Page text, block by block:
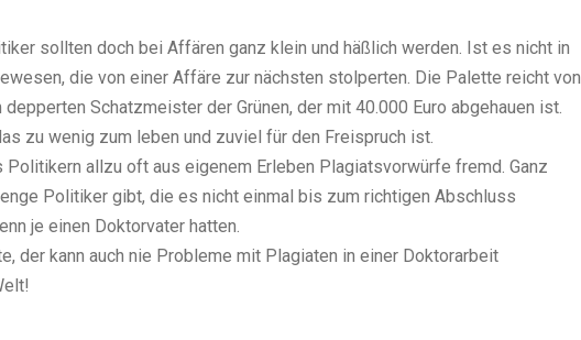
sollten doch bei Affären ganz klein und häßlich werden. Ist es nicht in
die von einer Affäre zur nächsten stolperten. Die Palette reicht von
Schatzmeister der Grünen, der mit 40.000 Euro abgehauen ist.
zu wenig zum leben und zuviel für den Freispruch ist.
Politikern allzu oft aus eigenem Erleben Plagiatsvorwürfe fremd. Ganz
Politiker gibt, die es nicht einmal bis zum richtigen Abschluss
je einen Doktorvater hatten.
der kann auch nie Probleme mit Plagiaten in einer Doktorarbeit